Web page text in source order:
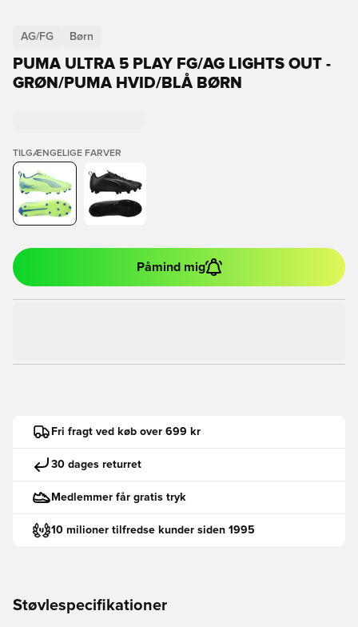
AG/FG Børn
PUMA ULTRA 5 PLAY FG/AG LIGHTS OUT -
GRØN/PUMA HVID/BLÅ BØRN
TILGÆNGELIGE FARVER
Påmind mig
Fri fragt ved køb over 699 kr
30 dages returret
Medlemmer får gratis tryk
10 milioner tilfredse kunder siden 1995
Støvlespecifikationer